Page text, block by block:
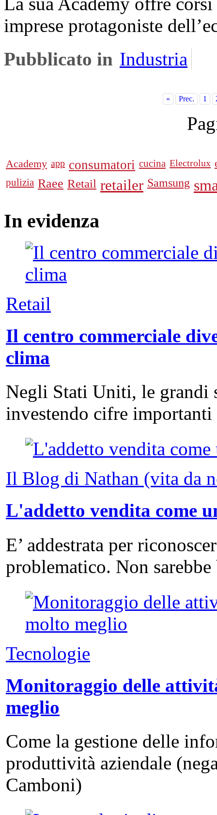
imprese protagoniste
Pubblicato in Industria
« Prec. 1
Academy app consumatori cucina Electrolux
pulizia Raee Retail retailer Samsung
In evidenza
Retail
Il centro commerciale
clima
Negli Stati Uniti, le grandi
investendo cifre
Il Blog di Nathan (vita da
L'addetto vendita come
E’ addestrata per
problematico. Non
Tecnologie
Monitoraggio delle
meglio
Come la gestione delle
produttività aziendale
Camboni)